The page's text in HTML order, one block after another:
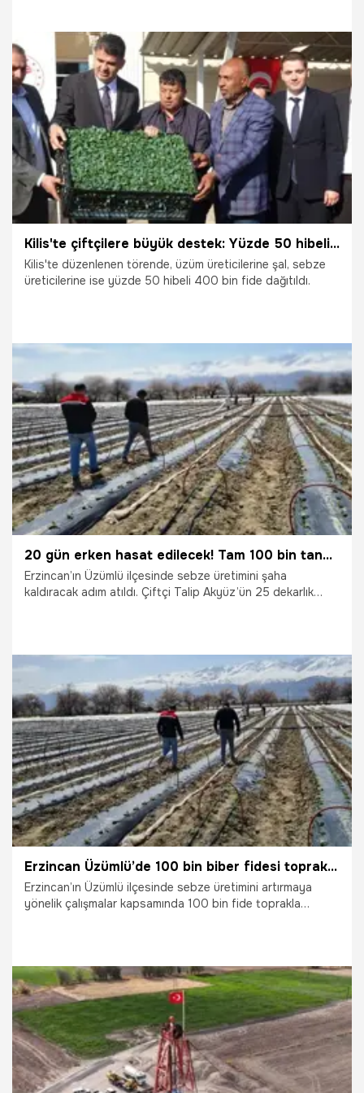
karpuz fideleri; dağıtma, dikim, şapka koyma ve toprakla
kapatma süreçleriyle işçileri adeta pes ettiriyor.
5.05.2026 Bursa
Kilis'te çiftçilere büyük destek: Yüzde 50 hibeli olarak dağıtıldı
Kilis'te düzenlenen törende, üzüm üreticilerine şal, sebze
üreticilerine ise yüzde 50 hibeli 400 bin fide dağıtıldı.
24.04.2026 Gündem
20 gün erken hasat edilecek! Tam 100 bin tane dikildi: Erzincan'dan çevre illere dağıtılacak
Erzincan’ın Üzümlü ilçesinde sebze üretimini şaha
kaldıracak adım atıldı. Çiftçi Talip Akyüz’ün 25 dekarlık
22.04.2026 Gündem
Erzincan Üzümlü’de 100 bin biber fidesi toprakla buluştu
Erzincan’ın Üzümlü ilçesinde sebze üretimini artırmaya
yönelik çalışmalar kapsamında 100 bin fide toprakla
21.04.2026 Gündem